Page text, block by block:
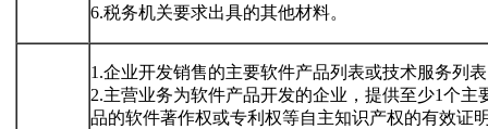
6.税务机关要求出具的其他材料。
1.企业开发销售的主要软件产品列表或技术服务列
2.主营业务为软件产品开发的企业，提供至少1个主
品的软件著作权或专利权等自主知识产权的有效证